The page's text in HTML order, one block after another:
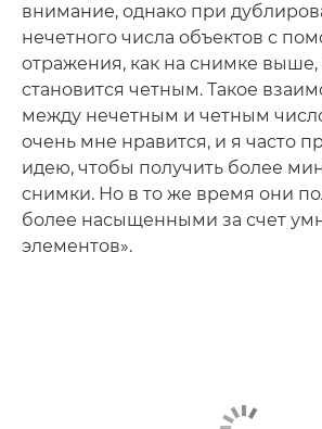
внимание, однако при
нечетного числа объектов с
отражения, как на снимке выше,
становится четным. Такое
между нечетным и четным
очень мне нравится, и я часто
идею, чтобы получить более
снимки. Но в то же время они
более насыщенными за счет
элементов».